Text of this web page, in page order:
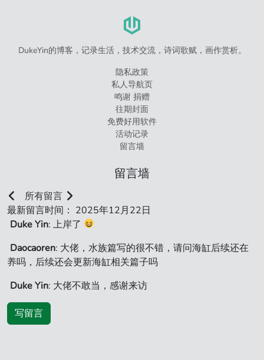
DukeYin的博客，记录生活，技术交流，诗词歌赋，画作赏析。
隐私政策
私人导航页
鸣谢 捐赠
往期封面
免费好用软件
活动记录
留言墙
留言墙
所有留言
最新留言时间： 2025年12月22日
Duke Yin: 上岸了
Daocaoren: 大佬，水族篇写的很不错，请问海缸后续还在
养吗，后续还会更新海缸相关篇子吗
Duke Yin: 大佬不敢当，感谢来访
写留言